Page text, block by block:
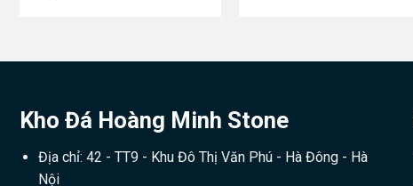
Kho Đá Hoàng Minh Stone
Địa chỉ: 42 - TT9 - Khu Đô Thị Văn Phú - Hà Đông - Hà
Nội